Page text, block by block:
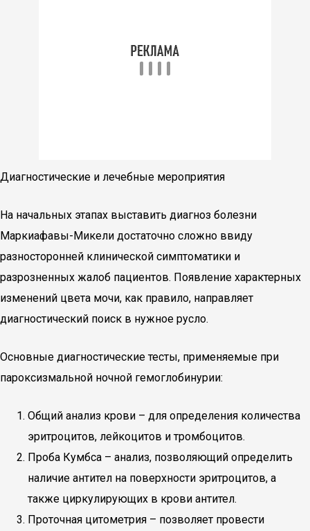
Диагностические и лечебные мероприятия
На начальных этапах выставить диагноз болезни
Маркиафавы-Микели достаточно сложно ввиду
разносторонней клинической симптоматики и
разрозненных жалоб пациентов. Появление характерных
изменений цвета мочи, как правило, направляет
диагностический поиск в нужное русло.
Основные диагностические тесты, применяемые при
пароксизмальной ночной гемоглобинурии:
Общий анализ крови – для определения количества
эритроцитов, лейкоцитов и тромбоцитов.
Проба Кумбса – анализ, позволяющий определить
наличие антител на поверхности эритроцитов, а
также циркулирующих в крови антител.
Проточная цитометрия – позволяет провести